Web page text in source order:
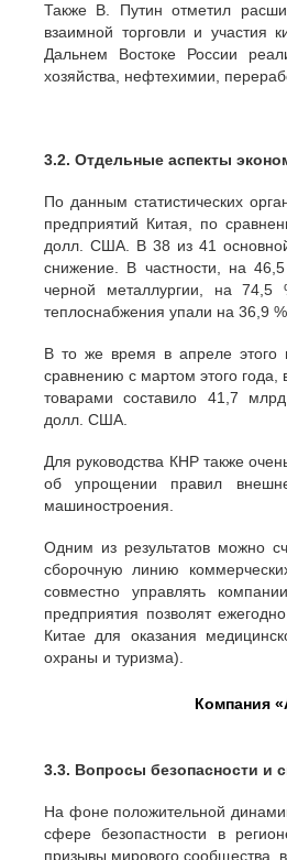
Также В. Путин отметил
взаимной торговли и участия
Дальнем Востоке России
хозяйства, нефтехимии,
3.2. Отдельные аспекты
По данным статистических
предприятий Китая, по
долл. США. В 38 из 41
снижение. В частности, на
черной металлургии, на 74,5
теплоснабжения упали на 36,9 %.
В то же время в апреле этого
сравнению с мартом этого
товарами составило 41,7
долл. США.
Для руководства КНР также
об упрощении правил
машиностроения.
Одним из результатов можно
сборочную линию
совместно управлять
предприятия позволят
Китае для оказания
охраны и туризма).
Компания
3.3. Вопросы безопасности и
На фоне положительной
сфере безопастности в
призывы мирового сообщества,